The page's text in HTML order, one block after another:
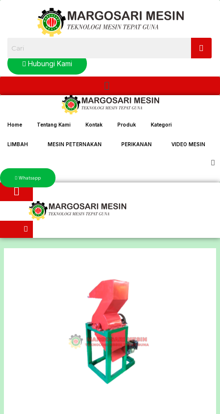
Hubungi Kami
Menu
Home Tentang Kami Kontak Produk Kategori
LIMBAH MESIN PETERNAKAN PERIKANAN VIDEO MESIN
Whatsapp
Menu